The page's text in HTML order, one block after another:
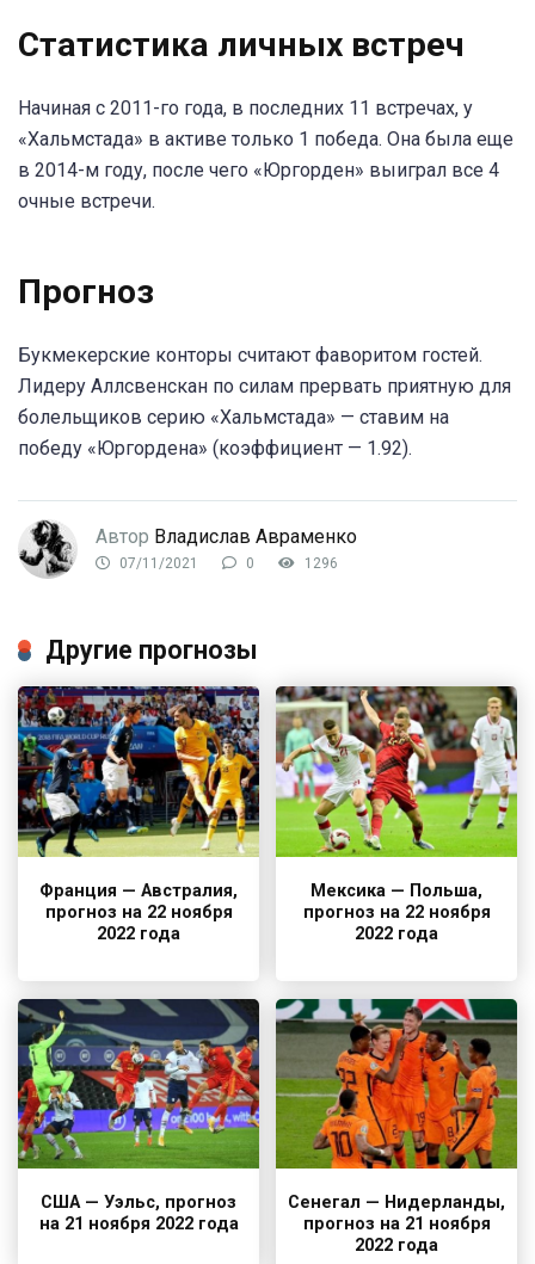
Статистика личных встреч
Начиная с 2011-го года, в последних 11 встречах, у
«Хальмстада» в активе только 1 победа. Она была еще
в 2014-м году, после чего «Юргорден» выиграл все 4
очные встречи.
Прогноз
Букмекерские конторы считают фаворитом гостей.
Лидеру Аллсвенскан по силам прервать приятную для
болельщиков серию «Хальмстада» — ставим на
победу «Юргордена» (коэффициент — 1.92).
Автор Владислав Авраменко
07/11/2021 0 1296
Другие прогнозы
Франция — Австралия,
прогноз на 22 ноября
2022 года
Мексика — Польша,
прогноз на 22 ноября
2022 года
США — Уэльс, прогноз
на 21 ноября 2022 года
Сенегал — Нидерланды,
прогноз на 21 ноября
2022 года